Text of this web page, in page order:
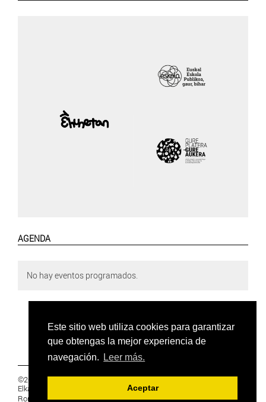
Este sitio web utiliza cookies para garantizar
que obtengas la mejor experiencia de
navegación.
Leer más.
Aceptar
AGENDA
No hay eventos programados.
©2019 Euskal Herriko Ikasleen Gurasoen
Elkartea -
Ronda 27, 1 Ezk, 48005 Bilbao, Bizkaia